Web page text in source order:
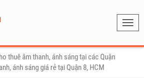
thuê âm thanh, ánh sáng tại các Quận
ánh sáng giá rẻ tại Quận 8, HCM